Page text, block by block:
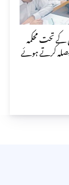
کے تحت محکمہ
کرتے ہوئے